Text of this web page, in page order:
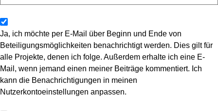
Ja, ich möchte per E-Mail über Beginn und Ende von
Beteiligungsmöglichkeiten benachrichtigt werden. Dies gilt für
alle Projekte, denen ich folge. Außerdem erhalte ich eine E-
Mail, wenn jemand einen meiner Beiträge kommentiert. Ich
kann die Benachrichtigungen in meinen
Nutzerkontoeinstellungen anpassen.